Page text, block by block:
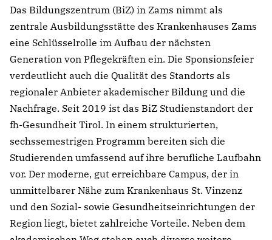
Das Bildungszentrum (BiZ) in Zams nimmt als
zentrale Ausbildungsstätte des Krankenhauses Zams
eine Schlüsselrolle im Aufbau der nächsten
Generation von Pflegekräften ein. Die Sponsionsfeier
verdeutlicht auch die Qualität des Standorts als
regionaler Anbieter akademischer Bildung und die
Nachfrage. Seit 2019 ist das BiZ Studienstandort der
fh-Gesundheit Tirol. In einem strukturierten,
sechssemestrigen Programm bereiten sich die
Studierenden umfassend auf ihre berufliche Laufbahn
vor. Der moderne, gut erreichbare Campus, der in
unmittelbarer Nähe zum Krankenhaus St. Vinzenz
und den Sozial- sowie Gesundheitseinrichtungen der
Region liegt, bietet zahlreiche Vorteile. Neben dem